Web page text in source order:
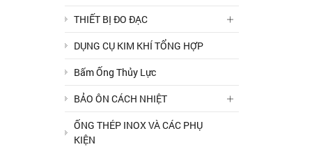
THIẾT BỊ ĐO ĐẠC
DỤNG CỤ KIM KHÍ TỔNG HỢP
Bấm Ống Thủy Lực
BẢO ÔN CÁCH NHIỆT
ỐNG THÉP INOX VÀ CÁC PHỤ
KIỆN